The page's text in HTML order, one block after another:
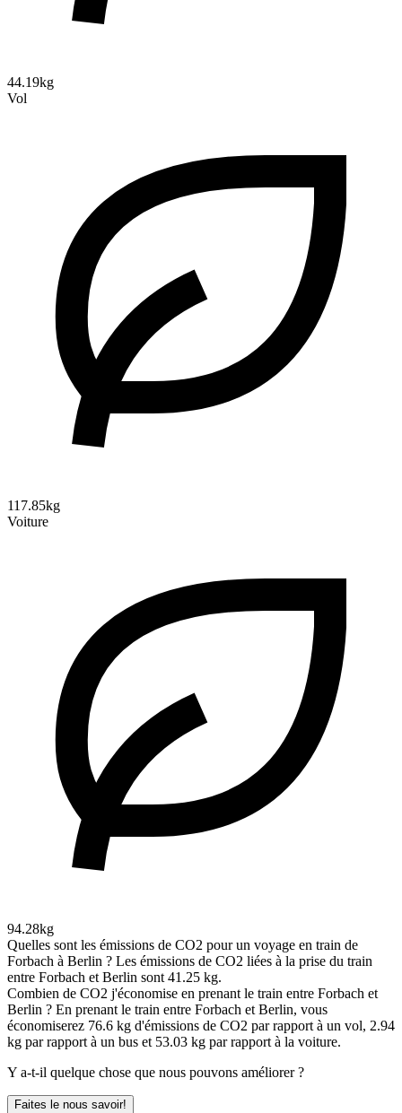
44.19kg
Vol
117.85kg
Voiture
94.28kg
Quelles sont les émissions de CO2 pour un voyage en train de
Forbach à Berlin ? Les émissions de CO2 liées à la prise du train
entre Forbach et Berlin sont 41.25 kg.
Combien de CO2 j'économise en prenant le train entre Forbach et
Berlin ? En prenant le train entre Forbach et Berlin, vous
économiserez 76.6 kg d'émissions de CO2 par rapport à un vol, 2.94
kg par rapport à un bus et 53.03 kg par rapport à la voiture.
Y a-t-il quelque chose que nous pouvons améliorer ?
Faites le nous savoir!